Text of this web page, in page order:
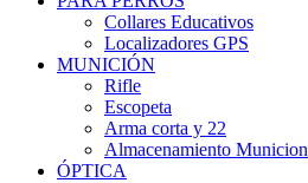
Collares Educativos
Localizadores GPS
MUNICIÓN
Rifle
Escopeta
Arma corta y 22
Almacenamiento Municion
ÓPTICA